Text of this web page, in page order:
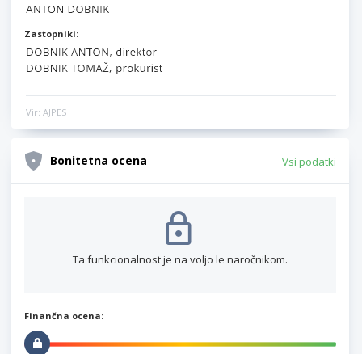
Zastopniki:
Vir: AJPES
Bonitetna ocena Vsi podatki
Ta funkcionalnost je na voljo le naročnikom.
Finančna ocena: